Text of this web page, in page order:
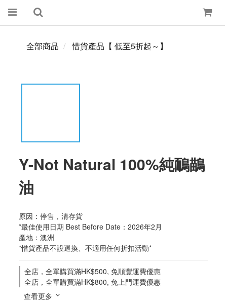
全部商品 惜貨產品【 低至5折起～】
Y-Not Natural 100%純鴯鶓
油
原因：停售，清存貨
*最佳使用日期 Best Before Date：2026年2月
產地：澳洲
*惜貨產品不設退換、不適用任何折扣活動*
全店，全單購買滿HK$500, 免順豐運費優惠
全店，全單購買滿HK$800, 免上門運費優惠
查看更多